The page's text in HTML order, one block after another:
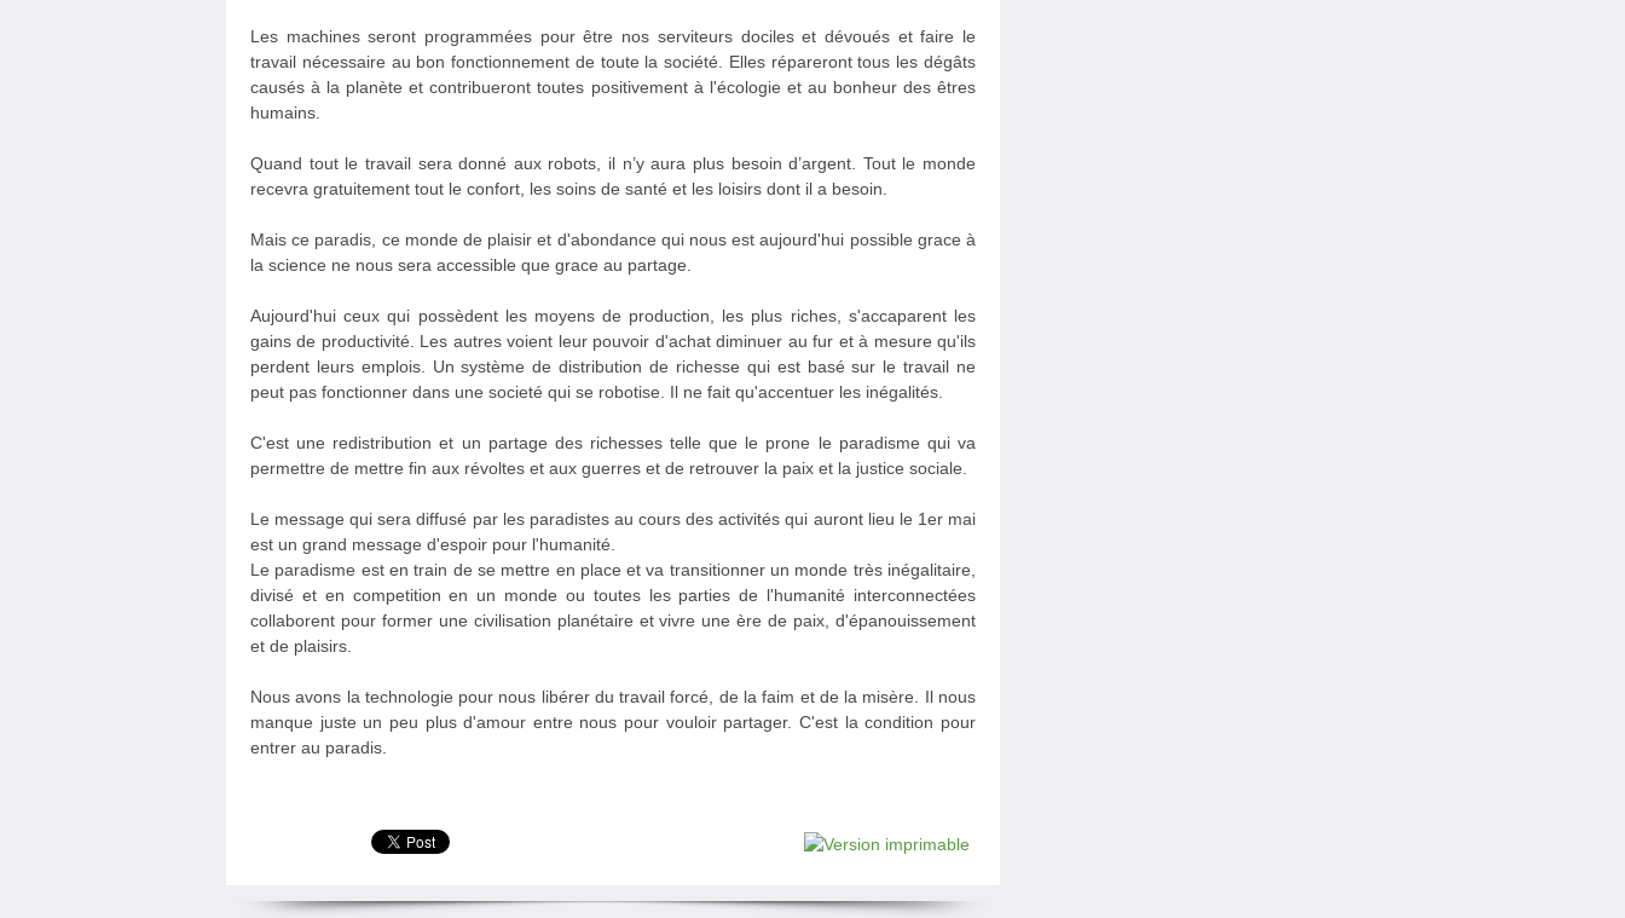
Les machines seront programmées pour être nos serviteurs dociles et dévoués et faire le
travail nécessaire au bon fonctionnement de toute la société. Elles répareront tous les dégâts
causés à la planète et contribueront toutes positivement à l'écologie et au bonheur des êtres
humains.
Quand tout le travail sera donné aux robots, il n’y aura plus besoin d’argent. Tout le monde
recevra gratuitement tout le confort, les soins de santé et les loisirs dont il a besoin.
Mais ce paradis, ce monde de plaisir et d'abondance qui nous est aujourd'hui possible grace à
la science ne nous sera accessible que grace au partage.
Aujourd'hui ceux qui possèdent les moyens de production, les plus riches, s'accaparent les
gains de productivité. Les autres voient leur pouvoir d'achat diminuer au fur et à mesure qu'ils
perdent leurs emplois. Un système de distribution de richesse qui est basé sur le travail ne
peut pas fonctionner dans une societé qui se robotise. Il ne fait qu'accentuer les inégalités.
C'est une redistribution et un partage des richesses telle que le prone le paradisme qui va
permettre de mettre fin aux révoltes et aux guerres et de retrouver la paix et la justice sociale.
Le message qui sera diffusé par les paradistes au cours des activités qui auront lieu le 1er mai
est un grand message d'espoir pour l'humanité.
Le paradisme est en train de se mettre en place et va transitionner un monde très inégalitaire,
divisé et en competition en un monde ou toutes les parties de l'humanité interconnectées
collaborent pour former une civilisation planétaire et vivre une ère de paix, d'épanouissement
et de plaisirs.
Nous avons la technologie pour nous libérer du travail forcé, de la faim et de la misère. Il nous
manque juste un peu plus d'amour entre nous pour vouloir partager. C'est la condition pour
entrer au paradis.